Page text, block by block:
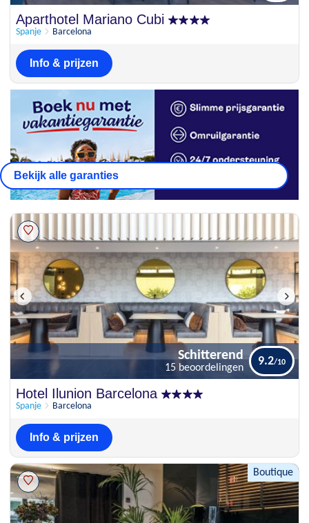
Uitstekend
Aparthotel Mariano Cubi
Spanje Barcelona
Info & prijzen
Bekijk alle garanties
Schitterend
Hotel Ilunion Barcelona
Spanje Barcelona
Schitterend
15 beoordelingen
9.2
Info & prijzen
Boutique